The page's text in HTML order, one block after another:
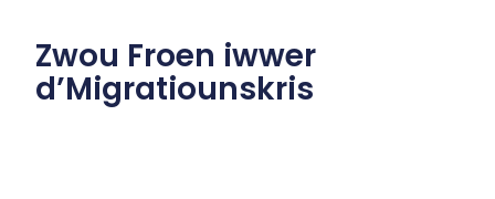
Zwou Froen iwwer
d’Migratiounskris